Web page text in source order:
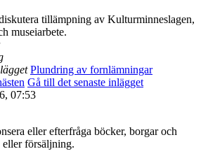
tillämpning av Kulturminneslagen,
museiarbete.
Plundring av fornlämningar
Gå till det senaste inlägget
07:53
eller efterfråga böcker, borgar och
försäljning.